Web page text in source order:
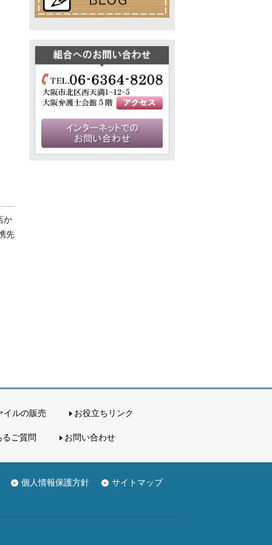
か
先
イルの販売 お役立ちリンク
るご質問 お問い合わせ
個人情報保護方針 サイトマップ